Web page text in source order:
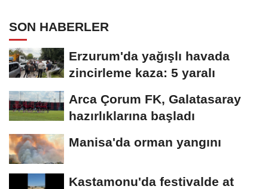
SON HABERLER
Erzurum'da yağışlı havada
zincirleme kaza: 5 yaralı
Arca Çorum FK, Galatasaray
hazırlıklarına başladı
Manisa'da orman yangını
Kastamonu'da festivalde at